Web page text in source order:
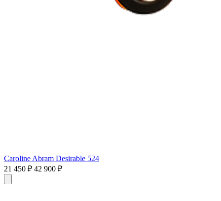
Caroline Abram Desirable 524
21 450 ₽ 42 900 ₽